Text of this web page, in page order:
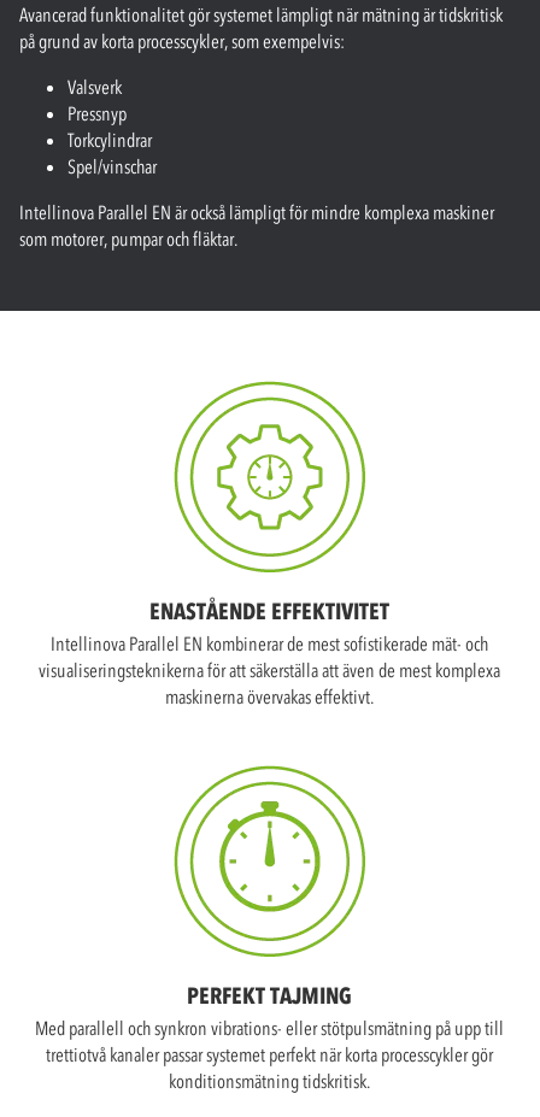
Avancerad funktionalitet gör systemet lämpligt när mätning är tidskritisk
på grund av korta processcykler, som exempelvis:
Valsverk
Pressnyp
Torkcylindrar
Spel/vinschar
Intellinova Parallel EN är också lämpligt för mindre komplexa maskiner
som motorer, pumpar och fläktar.
ENASTÅENDE EFFEKTIVITET
Intellinova Parallel EN kombinerar de mest sofistikerade mät- och
visualiseringsteknikerna för att säkerställa att även de mest komplexa
maskinerna övervakas effektivt.
PERFEKT TAJMING
Med parallell och synkron vibrations- eller stötpulsmätning på upp till
trettiotvå kanaler passar systemet perfekt när korta processcykler gör
konditionsmätning tidskritisk.